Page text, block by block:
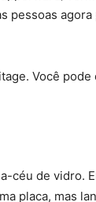
pessoas
Você
céu de vidro.
placa, mas